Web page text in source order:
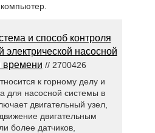
и способ контроля
электрической насосной
времени // 2700426
к горному делу и
для насосной системы в
двигательный узел,
двигательным
более датчиков,